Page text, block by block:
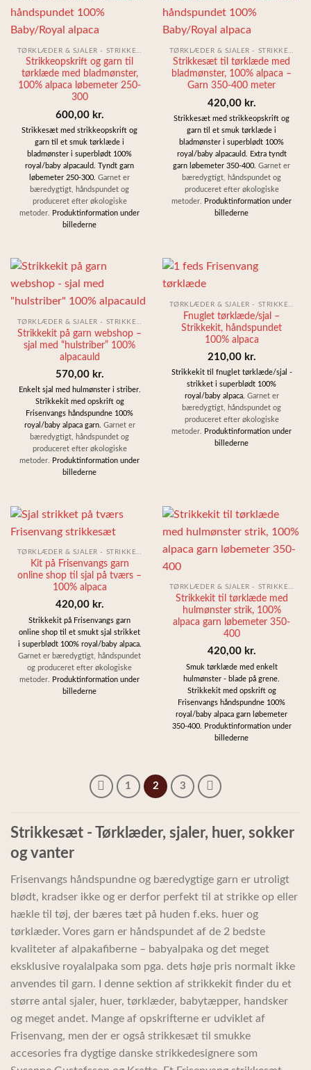
Strikkeopskrift og garn til
tørklæde med bladmønster,
100% alpaca løbemeter 250-
300
600,00 kr.
Strikkesæt med strikkeopskrift og
garn til et smuk tørklæde i
bladmønster i superblødt 100%
royal/baby alpacauld. Tyndt garn
løbemeter 250-300. Garnet er
bæredygtigt, håndspundet og
produceret efter økologiske
metoder.
Produktinformation under
billederne
Strikkesæt til tørklæde med
bladmønster, 100% alpaca –
Garn 350-400 meter
420,00 kr.
Strikkesæt med strikkeopskrift og
garn til et smuk tørklæde i
bladmønster i superblødt 100%
royal/baby alpacauld. Extra tyndt
garn løbemeter 350-400. Garnet er
bæredygtigt, håndspundet og
produceret efter økologiske
metoder.
Produktinformation under
billederne
Strikkekit på garn webshop –
sjal med “hulstriber” 100%
alpacauld
570,00 kr.
Enkelt sjal med hulmønster i striber.
Strikkekit med opskrift og
Frisenvangs håndspundne 100%
royal/baby alpaca garn. Garnet er
bæredygtigt, håndspundet og
produceret efter økologiske
metoder.
Produktinformation under
billederne
Fnuglet tørklæde/sjal –
Strikkekit, håndspundet
100% alpaca
210,00 kr.
Strikkekit til fnuglet tørklæde/sjal -
strikket i superblødt 100%
royal/baby alpaca. Garnet er
bæredygtigt, håndspundet og
produceret efter økologiske
metoder.
Produktinformation under
billederne
TØRKLÆDER & SJALER - STRIKKEKIT
Kit på Frisenvangs garn
online shop til sjal på tværs –
100% alpaca
420,00 kr.
Strikkekit på Frisenvangs garn
online shop til et smukt sjal strikket
i superblødt 100% royal/baby alpaca.
Garnet er bæredygtigt, håndspundet
og produceret efter økologiske
metoder.
Produktinformation under
billederne
TØRKLÆDER & SJALER - STRIKKEKIT
Strikkekit til tørklæde med
hulmønster strik, 100%
alpaca garn løbemeter 350-
400
420,00 kr.
Smuk tørklæde med enkelt
hulmønster - blade på grene.
Strikkekit med opskrift og
Frisenvangs håndspundne 100%
royal/baby alpaca garn løbemeter
350-400.
Produktinformation under
billederne
1 2 3
Strikkesæt - Tørklæder, sjaler, huer, sokker
og vanter
Frisenvangs håndspundne og bæredygtige garn er utroligt
blødt, kradser ikke og er derfor perfekt til at strikke op eller
hækle til tøj, der bæres tæt på huden f.eks. huer og
tørklæder. Vores garn er håndspundet af de 2 bedste
kvaliteter af alpakafiberne – babyalpaka og det meget
eksklusive royalalpaka som pga. dets høje pris normalt ikke
anvendes til garn. I denne sektion af strikkekit finder du et
større antal sjaler, huer, tørklæder, babytæpper, handsker
og meget andet. Mange af opskrifterne er udviklet af
Frisenvang, men der er også strikkesæt til smukke
accesories fra dygtige danske strikkedesignere som